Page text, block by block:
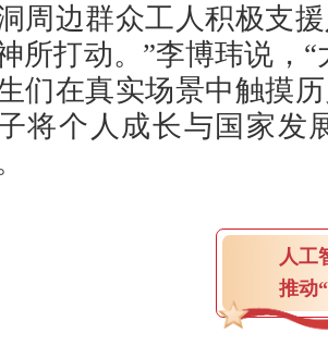
周边群众工人积极支
所打动。”李博玮说，
们在真实场景中触摸
将个人成长与国家发
人
推动